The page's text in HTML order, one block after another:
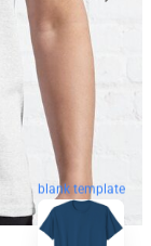
blank template